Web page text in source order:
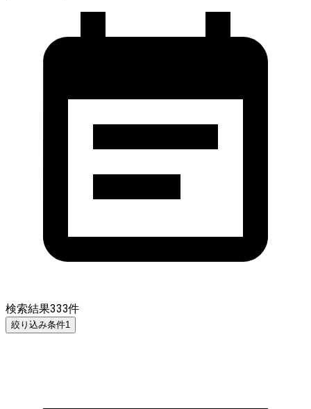
検索結果333件
絞り込み条件1